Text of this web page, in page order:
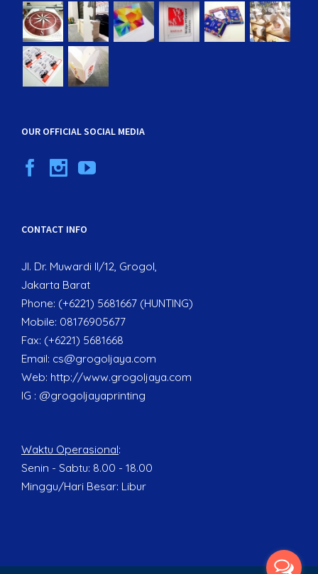
OUR OFFICIAL SOCIAL MEDIA
CONTACT INFO
Jl. Dr. Muwardi II/12, Grogol,
Jakarta Barat
Phone: (+6221) 5681667 (HUNTING)
Mobile: 08176905677
Fax: (+6221) 5681668
Email: cs@grogoljaya.com
Web: http://www.grogoljaya.com
IG : @grogoljayaprinting
Waktu Operasional:
Senin - Sabtu: 8.00 - 18.00
Minggu/Hari Besar: Libur